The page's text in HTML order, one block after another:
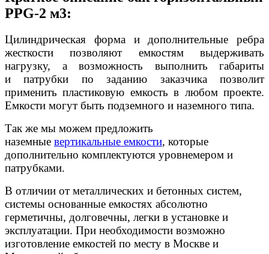
PPG-2 м3:
Цилиндрическая форма и дополнительные ребра
жесткости позволяют емкостям выдерживать
нагрузку, а возможность выполнить габариты
и патрубки по заданию заказчика позволит
применить пластиковую емкость в любом проекте.
Емкости могут быть подземного и наземного типа.
Так же мы можем предложить
наземные вертикальные емкости, которые
дополнительно комплектуются уровнемером и
патрубками.
В отличии от металлических и бетонных систем,
системы основанные емкостях абсолютно
герметичны, долговечны, легки в установке и
эксплуатации. При необходимости возможно
изготовление емкостей по месту в Москве и